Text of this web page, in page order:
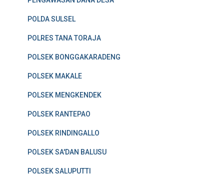
POLDA SULSEL
POLRES TANA TORAJA
POLSEK BONGGAKARADENG
POLSEK MAKALE
POLSEK MENGKENDEK
POLSEK RANTEPAO
POLSEK RINDINGALLO
POLSEK SA'DAN BALUSU
POLSEK SALUPUTTI